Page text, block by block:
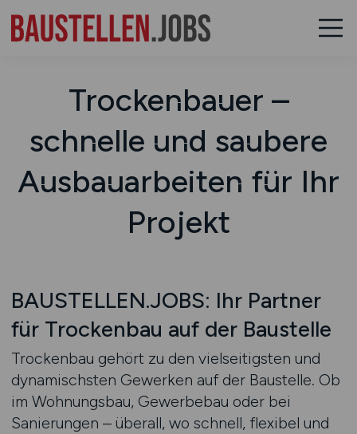
Trockenbauer –
schnelle und saubere
Ausbauarbeiten für Ihr
Projekt
BAUSTELLEN.JOBS: Ihr Partner
für Trockenbau auf der Baustelle
Trockenbau gehört zu den vielseitigsten und
dynamischsten Gewerken auf der Baustelle. Ob
im Wohnungsbau, Gewerbebau oder bei
Sanierungen – überall, wo schnell, flexibel und